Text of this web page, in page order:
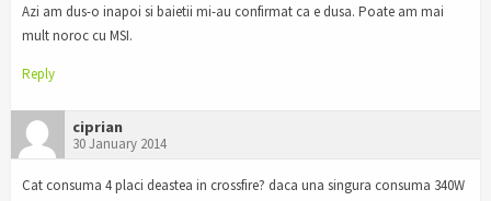
Azi am dus-o inapoi si baietii mi-au confirmat ca e dusa. Poate am mai
mult noroc cu MSI.
Reply
ciprian
30 January 2014
Cat consuma 4 placi deastea in crossfire? daca una singura consuma 340W